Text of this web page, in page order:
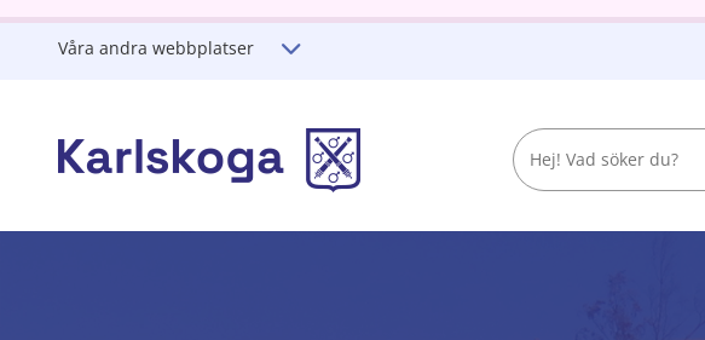
Gå till innehåll
Våra andra webbplatser